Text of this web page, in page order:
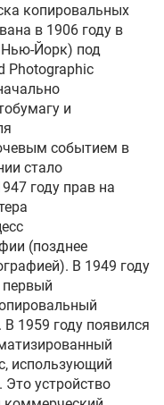
копировальных
в 1906 году в
Нью-Йорк) под
Photographic
и
событием в
стало
году прав на
(позднее
В 1949 году
первый
В 1959 году появился
использующий
устройство